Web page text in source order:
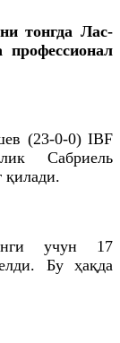
тонгда Лас-
профессионал
(23-0-0) IBF
Сабриель
қилади.
учун 17
Бу ҳақда